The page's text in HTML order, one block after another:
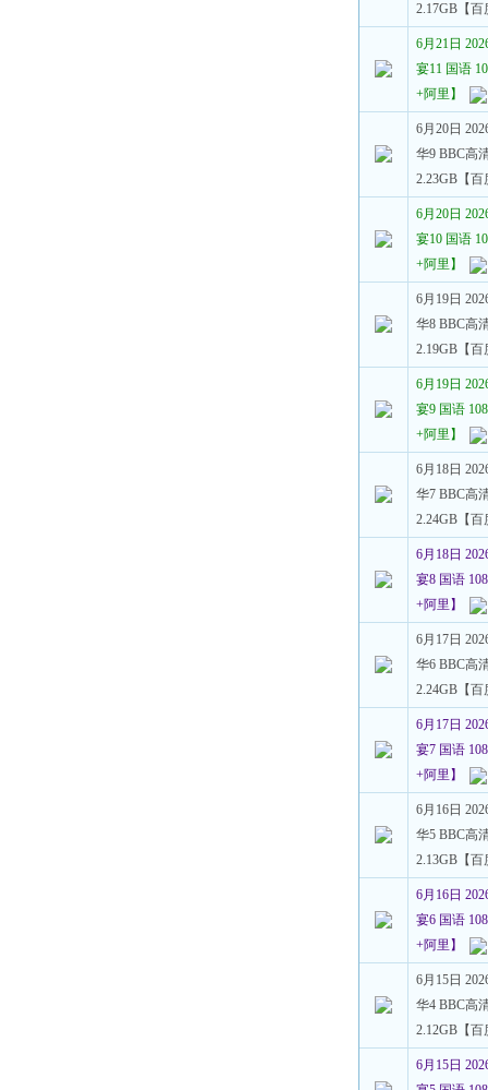
2.17GB【百
6月21日
宴11 国语
+阿里】
6月20日
华9 BBC高
2.23GB【百
6月20日
宴10 国语
+阿里】
6月19日
华8 BBC高
2.19GB【百
6月19日
宴9 国语
+阿里】
6月18日
华7 BBC高
2.24GB【百
6月18日
宴8 国语
+阿里】
6月17日
华6 BBC高
2.24GB【百
6月17日
宴7 国语
+阿里】
6月16日
华5 BBC高
2.13GB【百
6月16日
宴6 国语
+阿里】
6月15日
华4 BBC高
2.12GB【百
6月15日